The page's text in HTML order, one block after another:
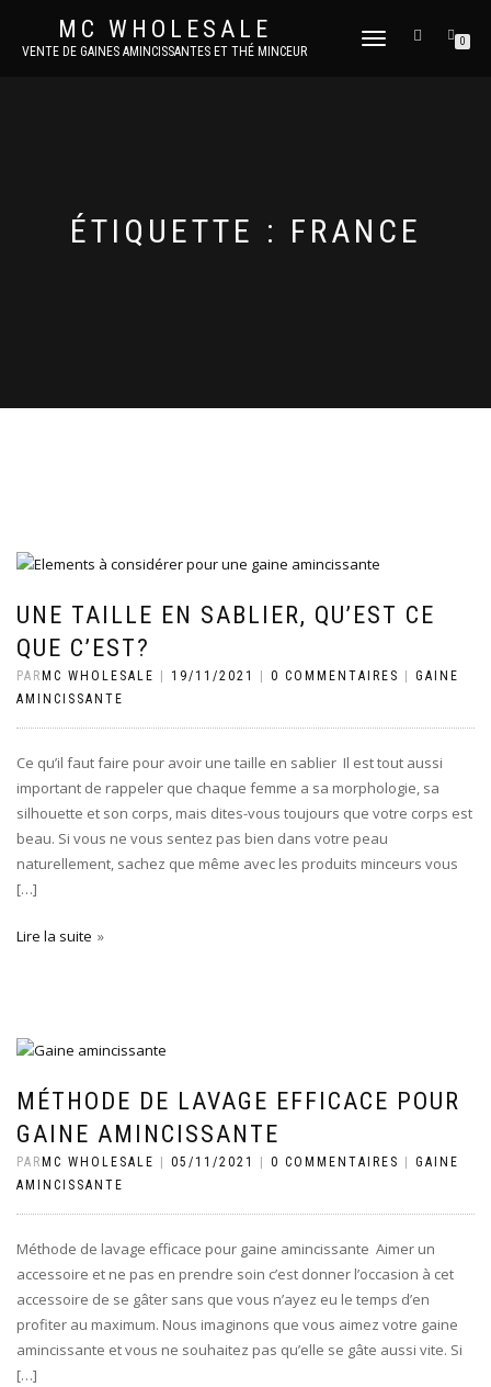
MC WHOLESALE
VENTE DE GAINES AMINCISSANTES ET THÉ MINCEUR
DÉPLIER
0
ÉTIQUETTE : FRANCE
UNE TAILLE EN SABLIER, QU’EST CE
QUE C’EST?
PAR MC WHOLESALE 19/11/2021 0 COMMENTAIRES
GAINE
AMINCISSANTE
Ce qu’il faut faire pour avoir une taille en sablier Il est tout aussi
important de rappeler que chaque femme a sa morphologie, sa
silhouette et son corps, mais dites-vous toujours que votre corps est
beau. Si vous ne vous sentez pas bien dans votre peau
naturellement, sachez que même avec les produits minceurs vous
[…]
Lire la suite
MÉTHODE DE LAVAGE EFFICACE POUR
GAINE AMINCISSANTE
PAR MC WHOLESALE 05/11/2021 0 COMMENTAIRES
GAINE
AMINCISSANTE
Méthode de lavage efficace pour gaine amincissante Aimer un
accessoire et ne pas en prendre soin c’est donner l’occasion à cet
accessoire de se gâter sans que vous n’ayez eu le temps d’en
profiter au maximum. Nous imaginons que vous aimez votre gaine
amincissante et vous ne souhaitez pas qu’elle se gâte aussi vite. Si
[…]